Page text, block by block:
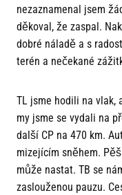
nezaznamenal jsem
děkoval, že zaspal.
dobré náladě a s
terén a nečekané
TL jsme hodili na vlak,
my jsme se vydali na
další CP na 470 km.
mizejícím sněhem.
může nastat. TB se
zaslouženou pauzu.